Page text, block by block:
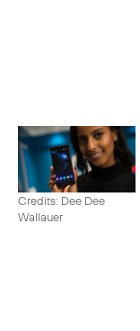
Credits: Dee Dee
Wallauer